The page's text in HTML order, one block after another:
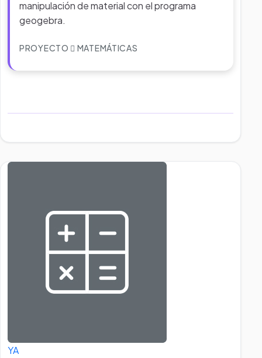
manipulación de material con el programa
geogebra.
PROYECTO MATEMÁTICAS
YA